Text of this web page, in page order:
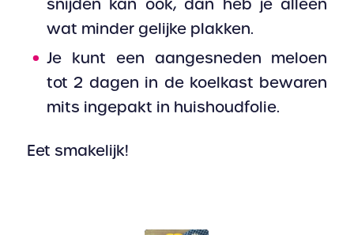
snijden kan ook, dan heb je alleen
wat minder gelijke plakken.
Je kunt een aangesneden meloen
tot 2 dagen in de koelkast bewaren
mits ingepakt in huishoudfolie.
Eet smakelijk!